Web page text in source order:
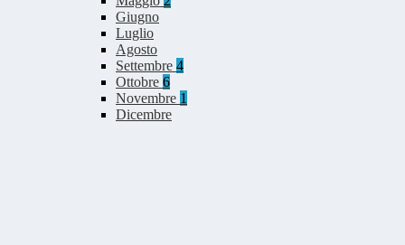
Giugno
Luglio
Agosto
Settembre 4
Ottobre 6
Novembre 1
Dicembre